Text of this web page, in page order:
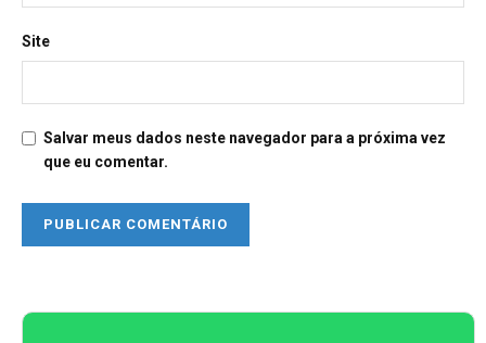
Site
Salvar meus dados neste navegador para a próxima vez
que eu comentar.